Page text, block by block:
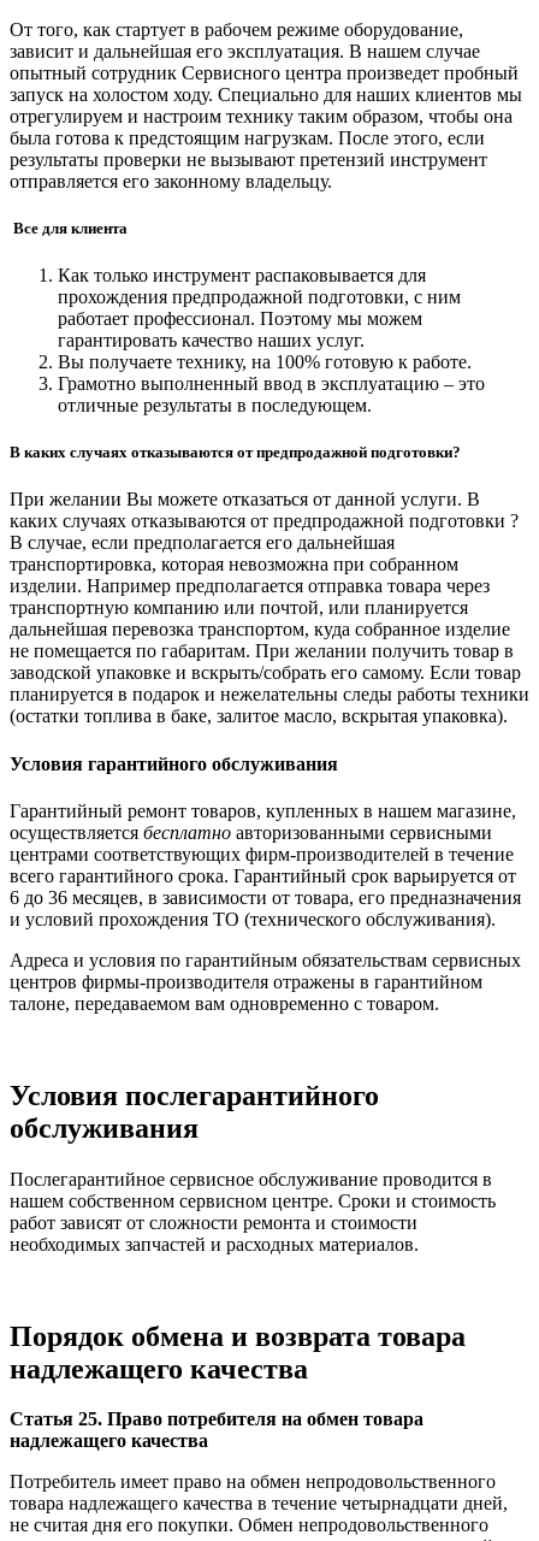
От того, как стартует в рабочем режиме оборудование,
зависит и дальнейшая его эксплуатация. В нашем случае
опытный сотрудник Сервисного центра произведет пробный
запуск на холостом ходу. Специально для наших клиентов мы
отрегулируем и настроим технику таким образом, чтобы она
была готова к предстоящим нагрузкам. После этого, если
результаты проверки не вызывают претензий инструмент
отправляется его законному владельцу.
Все для клиента
Как только инструмент распаковывается для
прохождения предпродажной подготовки, с ним
работает профессионал. Поэтому мы можем
гарантировать качество наших услуг.
Вы получаете технику, на 100% готовую к работе.
Грамотно выполненный ввод в эксплуатацию – это
отличные результаты в последующем.
В каких случаях отказываются от предпродажной подготовки?
При желании Вы можете отказаться от данной услуги. В
каких случаях отказываются от предпродажной подготовки ?
В случае, если предполагается его дальнейшая
транспортировка, которая невозможна при собранном
изделии. Например предполагается отправка товара через
транспортную компанию или почтой, или планируется
дальнейшая перевозка транспортом, куда собранное изделие
не помещается по габаритам. При желании получить товар в
заводской упаковке и вскрыть/собрать его самому. Если товар
планируется в подарок и нежелательны следы работы техники
(остатки топлива в баке, залитое масло, вскрытая упаковка).
Условия гарантийного обслуживания
Гарантийный ремонт товаров, купленных в нашем магазине,
осуществляется бесплатно авторизованными сервисными
центрами соответствующих фирм-производителей в течение
всего гарантийного срока. Гарантийный срок варьируется от
6 до 36 месяцев, в зависимости от товара, его предназначения
и условий прохождения ТО (технического обслуживания).
Адреса и условия по гарантийным обязательствам сервисных
центров фирмы-производителя отражены в гарантийном
талоне, передаваемом вам одновременно с товаром.
Условия послегарантийного
обслуживания
Послегарантийное сервисное обслуживание проводится в
нашем собственном сервисном центре. Сроки и стоимость
работ зависят от сложности ремонта и стоимости
необходимых запчастей и расходных материалов.
Порядок обмена и возврата товара
надлежащего качества
Статья 25. Право потребителя на обмен товара
надлежащего качества
Потребитель имеет право на обмен непродовольственного
товара надлежащего качества в течение четырнадцати дней,
не считая дня его покупки. Обмен непродовольственного